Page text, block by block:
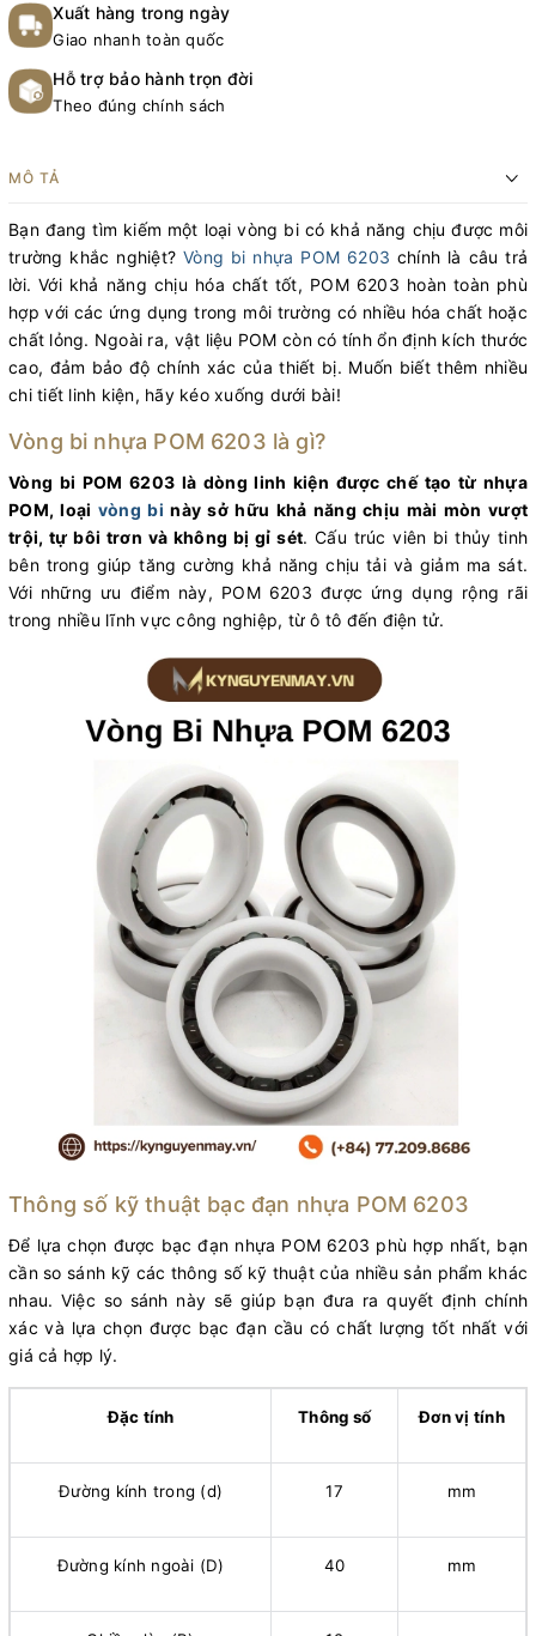
Xuất hàng trong ngày
Giao nhanh toàn quốc
Hỗ trợ bảo hành trọn đời
Theo đúng chính sách
MÔ TẢ
Bạn đang tìm kiếm một loại vòng bi có khả năng chịu được môi
trường khắc nghiệt?Vòng bi nhựa POM 6203 chính là câu trả
lời. Với khả năng chịu hóa chất tốt, POM 6203 hoàn toàn phù
hợp với các ứng dụng trong môi trường có nhiều hóa chất hoặc
chất lỏng. Ngoài ra, vật liệu POM còn có tính ổn định kích thước
cao, đảm bảo độ chính xác của thiết bị. Muốn biết thêm nhiều
chi tiết linh kiện, hãy kéo xuống dưới bài!
Vòng bi nhựa POM 6203 là gì?
Vòng bi POM 6203 là dòng linh kiện được chế tạo từ nhựa
POM, loại vòng bi này sở hữu khả năng chịu mài mòn vượt
trội, tự bôi trơn và không bị gỉ sét. Cấu trúc viên bi thủy tinh
bên trong giúp tăng cường khả năng chịu tải và giảm ma sát.
Với những ưu điểm này, POM 6203 được ứng dụng rộng rãi
trong nhiều lĩnh vực công nghiệp, từ ô tô đến điện tử.
Thông số kỹ thuật bạc đạn nhựa POM 6203
Để lựa chọn được bạc đạn nhựa POM 6203 phù hợp nhất, bạn
cần so sánh kỹ các thông số kỹ thuật của nhiều sản phẩm khác
nhau. Việc so sánh này sẽ giúp bạn đưa ra quyết định chính
xác và lựa chọn được bạc đạn cầu có chất lượng tốt nhất với
giá cả hợp lý.
Đặc tính Thông số Đơn vị tính
Đường kính trong (d) 17 mm
Đường kính ngoài (D) 40 mm